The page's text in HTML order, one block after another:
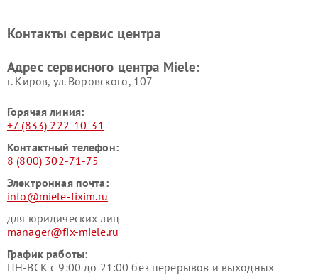
Miele
Miele
пылесосов Miele
Контакты сервис центра
Адрес сервисного центра Miele:
г. Киров, ул. Воровского, 107
Горячая линия:
+7 (833) 222-10-31
Контактный телефон:
8 (800) 302-71-75
Электронная почта:
info@miele-fixim.ru
для юридических лиц
manager@fix-miele.ru
График работы:
ПН-ВСК с 9:00 до 21:00 без перерывов и выходных